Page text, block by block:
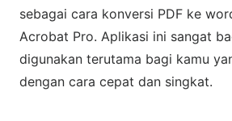
sebagai cara konversi PDF ke
Acrobat Pro. Aplikasi ini sangat
digunakan terutama bagi kamu
dengan cara cepat dan singkat.